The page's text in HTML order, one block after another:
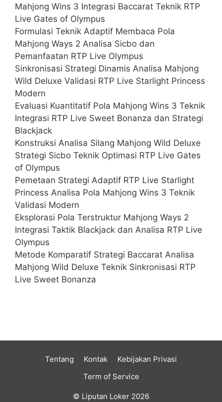
Mahjong Wins 3 Integrasi Baccarat Teknik RTP
Live Gates of Olympus
Formulasi Teknik Adaptif Membaca Pola
Mahjong Ways 2 Analisa Sicbo dan
Pemanfaatan RTP Live Olympus
Sinkronisasi Strategi Dinamis Analisa Mahjong
Wild Deluxe Validasi RTP Live Starlight Princess
Modern
Evaluasi Kuantitatif Pola Mahjong Wins 3 Teknik
Integrasi RTP Live Sweet Bonanza dan Strategi
Blackjack
Konstruksi Analisa Silang Mahjong Wild Deluxe
Strategi Sicbo Teknik Optimasi RTP Live Gates
of Olympus
Pemetaan Strategi Adaptif RTP Live Starlight
Princess Analisa Pola Mahjong Wins 3 Teknik
Validasi Modern
Eksplorasi Pola Terstruktur Mahjong Ways 2
Integrasi Taktik Blackjack dan Analisa RTP Live
Olympus
Metode Komparatif Strategi Baccarat Analisa
Mahjong Wild Deluxe Teknik Sinkronisasi RTP
Live Sweet Bonanza
Tentang Kontak
Kebijakan Privasi
Term of Service
© Liputan Loker 2026